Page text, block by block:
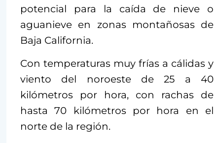
potencial para la caída de nieve o
aguanieve en zonas montañosas de
Baja California.
Con temperaturas muy frías a cálidas y
viento del noroeste de 25 a 40
kilómetros por hora, con rachas de
hasta 70 kilómetros por hora en el
norte de la región.